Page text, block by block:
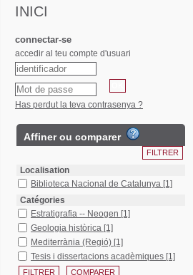
INICI
connectar-se
accedir al teu compte d'usuari
Has perdut la teva contrasenya ?
Affiner ou comparer
Localisation
Biblioteca Nacional de Catalunya [1]
Catégories
Estratigrafia -- Neogen [1]
Geologia històrica [1]
Mediterrània (Regió) [1]
Tesis i dissertacions acadèmiques [1]